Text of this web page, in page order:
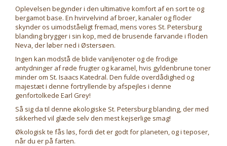
Oplevelsen begynder i den ultimative komfort af en sort te og
bergamot base. En hvirvelvind af broer, kanaler og floder
skynder os uimodståeligt fremad, mens vores St. Petersburg
blanding brygger i sin kop, med de brusende farvande i floden
Neva, der løber ned i Østersøen.
Ingen kan modstå de blide vaniljenoter og de frodige
antydninger af røde frugter og karamel, hvis gyldenbrune toner
minder om St. Isaacs Katedral. Den fulde overdådighed og
majestæt i denne fortryllende by afspejles i denne
genfortolkede Earl Grey!
Så sig da til denne økologiske St. Petersburg blanding, der med
sikkerhed vil glæde selv den mest kejserlige smag!
Økologisk te fås løs, fordi det er godt for planeten, og i teposer,
når du er på farten.